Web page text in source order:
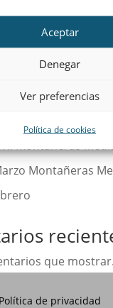
Aceptar
Denegar
Ver preferencias
Política de cookies
recientes
Montañeras
Montañeras
que
Política de privacidad